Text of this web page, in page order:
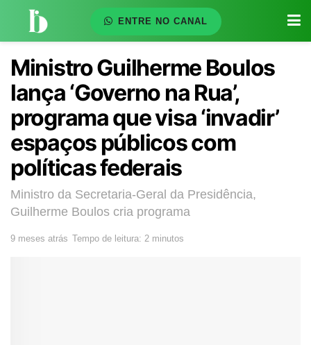
ENTRE NO CANAL
Ministro Guilherme Boulos
lança ‘Governo na Rua’,
programa que visa ‘invadir’
espaços públicos com
políticas federais
Ministro da Secretaria-Geral da Presidência,
Guilherme Boulos cria programa
9 meses atrás Tempo de leitura: 2 minutos